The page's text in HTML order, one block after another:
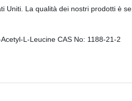
Uniti. La qualità dei nostri prodotti è